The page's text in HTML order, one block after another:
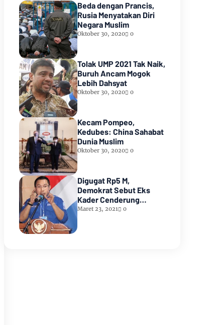
Beda dengan Prancis,
Rusia Menyatakan Diri
Negara Muslim
Oktober 30, 2020 0
Tolak UMP 2021 Tak Naik,
Buruh Ancam Mogok
Lebih Dahsyat
Oktober 30, 2020 0
Kecam Pompeo,
Kedubes: China Sahabat
Dunia Muslim
Oktober 30, 2020 0
Digugat Rp5 M,
Demokrat Sebut Eks
Kader Cenderung
Membangkang
Maret 23, 2021 0